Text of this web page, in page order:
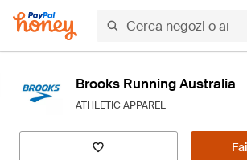
Brooks Running Australia
ATHLETIC APPAREL